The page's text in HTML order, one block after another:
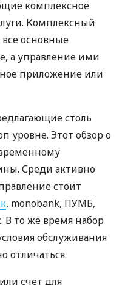
комплексное
Комплексный
основные
а управление ими
приложение или
столь
уровне. Этот обзор о
Среди активно
стоит
, monobank, ПУМБ,
В то же время набор
обслуживания
отличаться.
счет для